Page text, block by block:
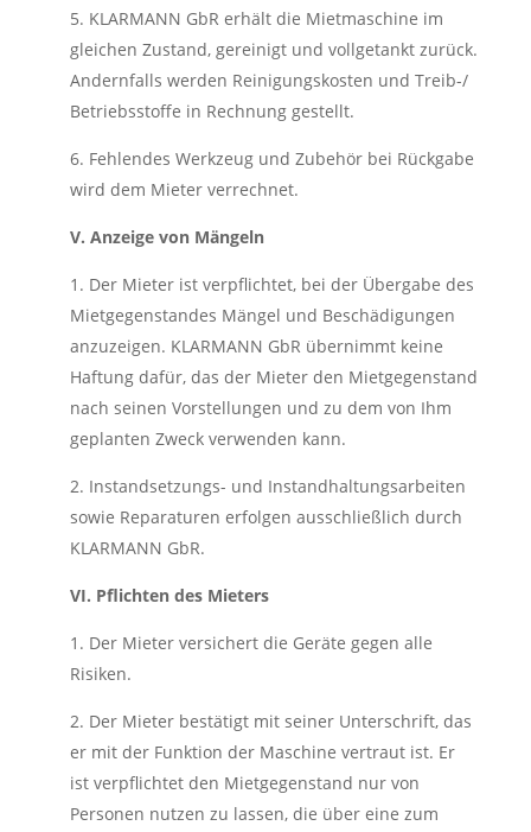
5. KLARMANN GbR erhält die Mietmaschine im
gleichen Zustand, gereinigt und vollgetankt zurück.
Andernfalls werden Reinigungskosten und Treib-/
Betriebsstoffe in Rechnung gestellt.
6. Fehlendes Werkzeug und Zubehör bei Rückgabe
wird dem Mieter verrechnet.
V. Anzeige von Mängeln
1. Der Mieter ist verpflichtet, bei der Übergabe des
Mietgegenstandes Mängel und Beschädigungen
anzuzeigen. KLARMANN GbR übernimmt keine
Haftung dafür, das der Mieter den Mietgegenstand
nach seinen Vorstellungen und zu dem von Ihm
geplanten Zweck verwenden kann.
2. Instandsetzungs- und Instandhaltungsarbeiten
sowie Reparaturen erfolgen ausschließlich durch
KLARMANN GbR.
VI. Pflichten des Mieters
1. Der Mieter versichert die Geräte gegen alle
Risiken.
2. Der Mieter bestätigt mit seiner Unterschrift, das
er mit der Funktion der Maschine vertraut ist. Er
ist verpflichtet den Mietgegenstand nur von
Personen nutzen zu lassen, die über eine zum